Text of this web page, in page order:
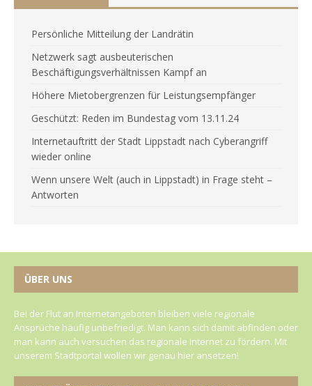
Persönliche Mitteilung der Landrätin
Netzwerk sagt ausbeuterischen
Beschäftigungsverhältnissen Kampf an
Höhere Mietobergrenzen für Leistungsempfänger
Geschützt: Reden im Bundestag vom 13.11.24
Internetauftritt der Stadt Lippstadt nach Cyberangriff
wieder online
Wenn unsere Welt (auch in Lippstadt) in Frage steht –
Antworten
ÜBER UNS
Bei der Flut an Internetangeboten bleiben viele regionale
Ansprüche häufig unbefriedigt. Man kann sich damit abfinden oder
man kann auch versuchen das regionale Internet zu fördern. Mit
unserem Stadtportal wollen wir genau hier ansetzen!